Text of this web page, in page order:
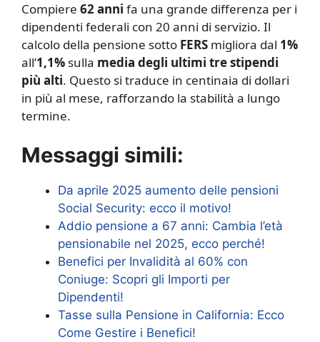
Compiere 62 anni fa una grande differenza per i
dipendenti federali con 20 anni di servizio. Il
calcolo della pensione sotto FERS migliora dal 1%
all’1,1% sulla media degli ultimi tre stipendi
più alti. Questo si traduce in centinaia di dollari
in più al mese, rafforzando la stabilità a lungo
termine.
Messaggi simili:
Da aprile 2025 aumento delle pensioni
Social Security: ecco il motivo!
Addio pensione a 67 anni: Cambia l’età
pensionabile nel 2025, ecco perché!
Benefici per Invalidità al 60% con
Coniuge: Scopri gli Importi per
Dipendenti!
Tasse sulla Pensione in California: Ecco
Come Gestire i Benefici!